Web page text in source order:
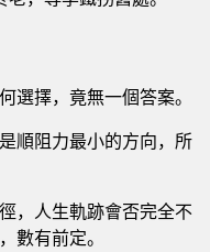
選擇，竟無一個答案。
順阻力最小的方向，所
，人生軌跡會否完全不
數有前定。